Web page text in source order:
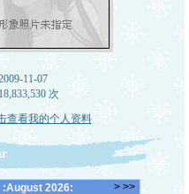
11-07
次
查看我的个人资料